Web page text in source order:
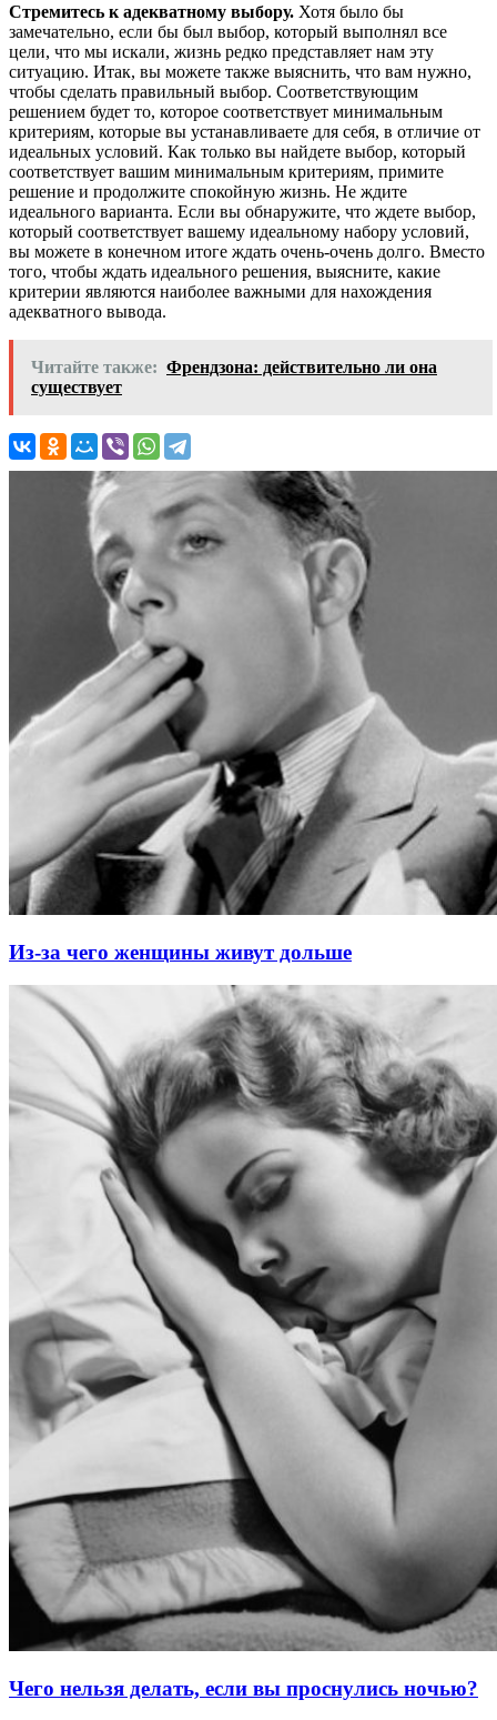
Стремитесь к адекватному выбору. Хотя было бы
замечательно, если бы был выбор, который выполнял все
цели, что мы искали, жизнь редко представляет нам эту
ситуацию. Итак, вы можете также выяснить, что вам нужно,
чтобы сделать правильный выбор. Соответствующим
решением будет то, которое соответствует минимальным
критериям, которые вы устанавливаете для себя, в отличие от
идеальных условий. Как только вы найдете выбор, который
соответствует вашим минимальным критериям, примите
решение и продолжите спокойную жизнь. Не ждите
идеального варианта. Если вы обнаружите, что ждете выбор,
который соответствует вашему идеальному набору условий,
вы можете в конечном итоге ждать очень-очень долго. Вместо
того, чтобы ждать идеального решения, выясните, какие
критерии являются наиболее важными для нахождения
адекватного вывода.
Читайте также: Френдзона: действительно ли она
существует
Из-за чего женщины живут дольше
Чего нельзя делать, если вы проснулись ночью?